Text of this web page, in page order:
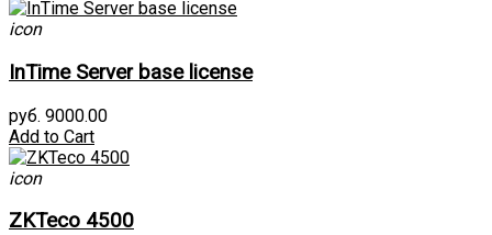
icon
InTime Server base license
руб. 9000.00
Add to Cart
icon
ZKTeco 4500